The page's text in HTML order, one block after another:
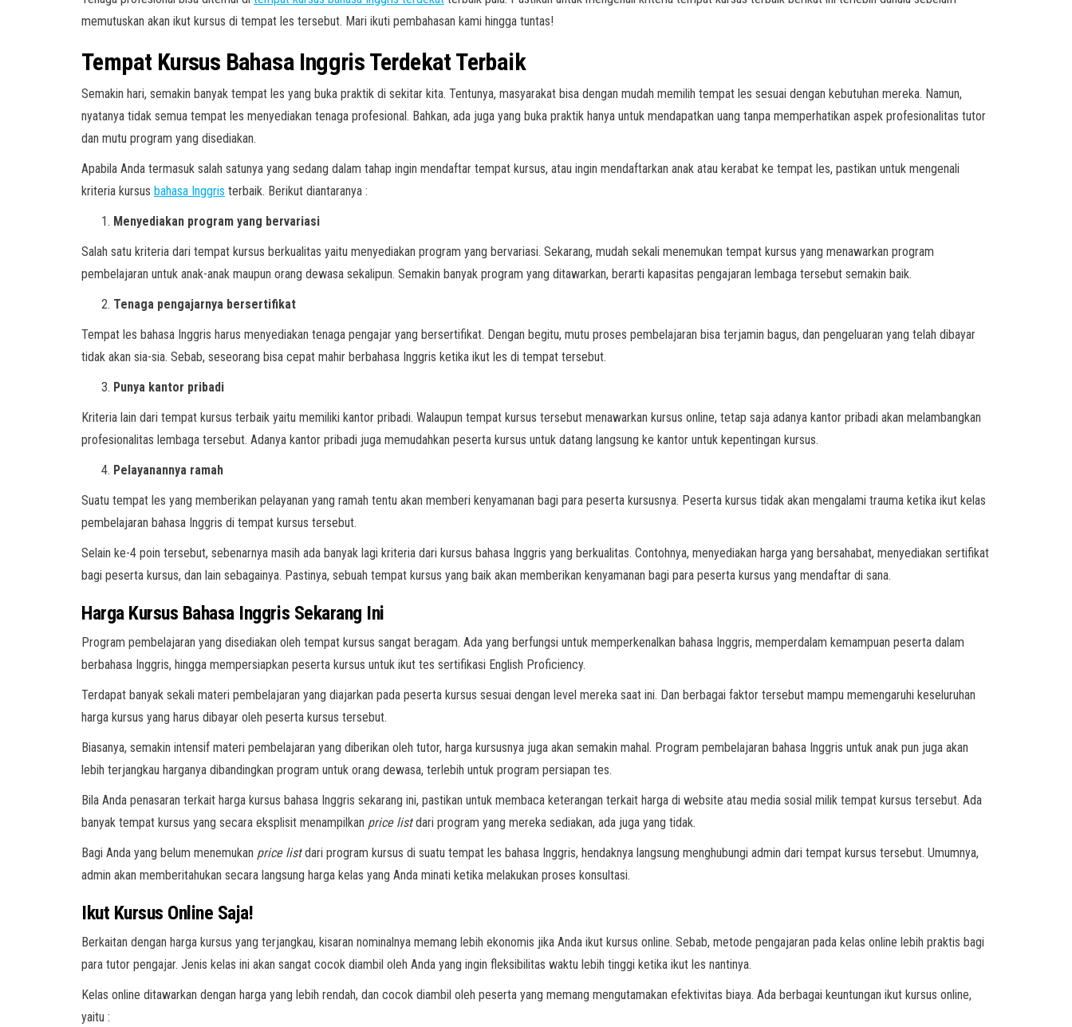
memutuskan akan ikut kursus di tempat les tersebut. Mari ikuti pembahasan kami hingga tuntas!
Tempat Kursus Bahasa Inggris Terdekat Terbaik
Semakin hari, semakin banyak tempat les yang buka praktik di sekitar kita. Tentunya, masyarakat bisa dengan mudah memilih tempat les sesuai dengan kebutuhan mereka. Namun,
nyatanya tidak semua tempat les menyediakan tenaga profesional. Bahkan, ada juga yang buka praktik hanya untuk mendapatkan uang tanpa memperhatikan aspek profesionalitas tutor
dan mutu program yang disediakan.
Apabila Anda termasuk salah satunya yang sedang dalam tahap ingin mendaftar tempat kursus, atau ingin mendaftarkan anak atau kerabat ke tempat les, pastikan untuk mengenali
kriteria kursus bahasa Inggris terbaik. Berikut diantaranya :
Menyediakan program yang bervariasi
Salah satu kriteria dari tempat kursus berkualitas yaitu menyediakan program yang bervariasi. Sekarang, mudah sekali menemukan tempat kursus yang menawarkan program
pembelajaran untuk anak-anak maupun orang dewasa sekalipun. Semakin banyak program yang ditawarkan, berarti kapasitas pengajaran lembaga tersebut semakin baik.
Tenaga pengajarnya bersertifikat
Tempat les bahasa Inggris harus menyediakan tenaga pengajar yang bersertifikat. Dengan begitu, mutu proses pembelajaran bisa terjamin bagus, dan pengeluaran yang telah dibayar
tidak akan sia-sia. Sebab, seseorang bisa cepat mahir berbahasa Inggris ketika ikut les di tempat tersebut.
Punya kantor pribadi
Kriteria lain dari tempat kursus terbaik yaitu memiliki kantor pribadi. Walaupun tempat kursus tersebut menawarkan kursus online, tetap saja adanya kantor pribadi akan melambangkan
profesionalitas lembaga tersebut. Adanya kantor pribadi juga memudahkan peserta kursus untuk datang langsung ke kantor untuk kepentingan kursus.
Pelayanannya ramah
Suatu tempat les yang memberikan pelayanan yang ramah tentu akan memberi kenyamanan bagi para peserta kursusnya. Peserta kursus tidak akan mengalami trauma ketika ikut kelas
pembelajaran bahasa Inggris di tempat kursus tersebut.
Selain ke-4 poin tersebut, sebenarnya masih ada banyak lagi kriteria dari kursus bahasa Inggris yang berkualitas. Contohnya, menyediakan harga yang bersahabat, menyediakan sertifikat
bagi peserta kursus, dan lain sebagainya. Pastinya, sebuah tempat kursus yang baik akan memberikan kenyamanan bagi para peserta kursus yang mendaftar di sana.
Harga Kursus Bahasa Inggris Sekarang Ini
Program pembelajaran yang disediakan oleh tempat kursus sangat beragam. Ada yang berfungsi untuk memperkenalkan bahasa Inggris, memperdalam kemampuan peserta dalam
berbahasa Inggris, hingga mempersiapkan peserta kursus untuk ikut tes sertifikasi English Proficiency.
Terdapat banyak sekali materi pembelajaran yang diajarkan pada peserta kursus sesuai dengan level mereka saat ini. Dan berbagai faktor tersebut mampu memengaruhi keseluruhan
harga kursus yang harus dibayar oleh peserta kursus tersebut.
Biasanya, semakin intensif materi pembelajaran yang diberikan oleh tutor, harga kursusnya juga akan semakin mahal. Program pembelajaran bahasa Inggris untuk anak pun juga akan
lebih terjangkau harganya dibandingkan program untuk orang dewasa, terlebih untuk program persiapan tes.
Bila Anda penasaran terkait harga kursus bahasa Inggris sekarang ini, pastikan untuk membaca keterangan terkait harga di website atau media sosial milik tempat kursus tersebut. Ada
banyak tempat kursus yang secara eksplisit menampilkan price listdari program yang mereka sediakan, ada juga yang tidak.
Bagi Anda yang belum menemukan price listdari program kursus di suatu tempat les bahasa Inggris, hendaknya langsung menghubungi admin dari tempat kursus tersebut. Umumnya,
admin akan memberitahukan secara langsung harga kelas yang Anda minati ketika melakukan proses konsultasi.
Ikut Kursus Online Saja!
Berkaitan dengan harga kursus yang terjangkau, kisaran nominalnya memang lebih ekonomis jika Anda ikut kursus online. Sebab, metode pengajaran pada kelas online lebih praktis bagi
para tutor pengajar. Jenis kelas ini akan sangat cocok diambil oleh Anda yang ingin fleksibilitas waktu lebih tinggi ketika ikut les nantinya.
Kelas online ditawarkan dengan harga yang lebih rendah, dan cocok diambil oleh peserta yang memang mengutamakan efektivitas biaya. Ada berbagai keuntungan ikut kursus online,
yaitu :